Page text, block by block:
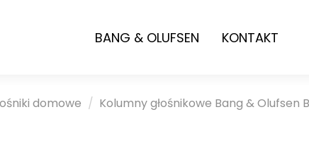
BANG & OLUFSEN KONTAKT
domowe Kolumny głośnikowe Bang & Olufsen